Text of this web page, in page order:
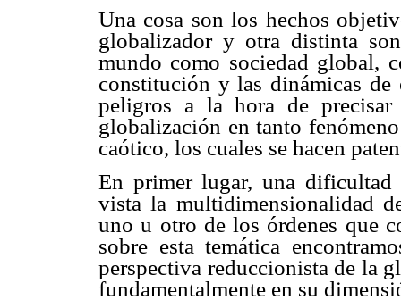
Una cosa son los hechos
globalizador y otra distinta
mundo como sociedad global,
constitución y las dinámicas de
peligros a la hora de
globalización en tanto
caótico, los cuales se hacen
En primer lugar, una dificultad
vista la multidimensionalidad
uno u otro de los órdenes que
sobre esta temática
perspectiva reduccionista de la
fundamentalmente en su